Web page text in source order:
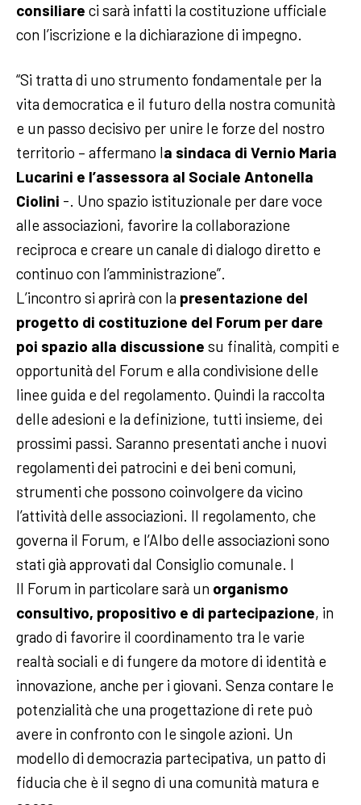
consiliare ci sarà infatti la costituzione ufficiale
con l’iscrizione e la dichiarazione di impegno.
“Si tratta di uno strumento fondamentale per la
vita democratica e il futuro della nostra comunità
e un passo decisivo per unire le forze del nostro
territorio – affermano la sindaca di Vernio Maria
Lucarini e l’assessora al Sociale Antonella
Ciolini -. Uno spazio istituzionale per dare voce
alle associazioni, favorire la collaborazione
reciproca e creare un canale di dialogo diretto e
continuo con l’amministrazione”.
L’incontro si aprirà con la presentazione del
progetto di costituzione del Forum per dare
poi spazio alla discussione su finalità, compiti e
opportunità del Forum e alla condivisione delle
linee guida e del regolamento. Quindi la raccolta
delle adesioni e la definizione, tutti insieme, dei
prossimi passi. Saranno presentati anche i nuovi
regolamenti dei patrocini e dei beni comuni,
strumenti che possono coinvolgere da vicino
l’attività delle associazioni. Il regolamento, che
governa il Forum, e l’Albo delle associazioni sono
stati già approvati dal Consiglio comunale. I
Il Forum in particolare sarà un organismo
consultivo, propositivo e di partecipazione, in
grado di favorire il coordinamento tra le varie
realtà sociali e di fungere da motore di identità e
innovazione, anche per i giovani. Senza contare le
potenzialità che una progettazione di rete può
avere in confronto con le singole azioni. Un
modello di democrazia partecipativa, un patto di
fiducia che è il segno di una comunità matura e